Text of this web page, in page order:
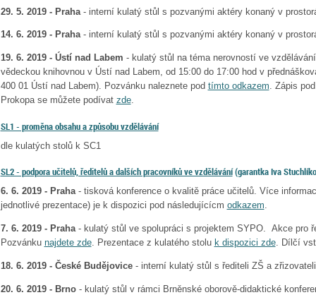
29. 5. 2019 - Praha- interní kulatý stůl s pozvanými aktéry konaný v
14. 6. 2019 - Praha- interní kulatý stůl s pozvanými aktéry konaný v
19. 6. 2019 - Ústí nad Labem - kulatý stůl na téma nerovností ve
vědeckou knihovnou v Ústí nad Labem, od 15:00 do 17:00 hod v
400 01 Ústí nad Labem). Pozvánku naleznete pod tímto odkazem. Zápis
Prokopa se můžete podívat zde.
SL1 - proměna obsahu a způsobu vzdělávání
dle kulatých stolů k SC1
SL2 - podpora učitelů, ředitelů a dalších pracovníků ve vzdělávání(garantka Iva
6. 6. 2019 - Praha- tisková konference o kvalitě práce učitelů. Více
jednotlivé prezentace) je k dispozici pod následujícícm odkazem.
7. 6. 2019 - Praha- kulatý stůl ve spolupráci s projektem SYPO. Akce pro
Pozvánku najdete zde. Prezentace z kulatého stolu k dispozici zde. Dílčí
18. 6. 2019 - České Budějovice- interní kulatý stůl s řediteli ZŠ a
20. 6. 2019 - Brno- kulatý stůl v rámci Brněnské oborově-didaktické